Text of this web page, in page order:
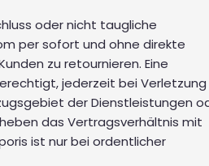
oder nicht taugliche
per sofort und ohne direkte
zu retournieren. Eine
jederzeit bei Verletzung
der Dienstleistungen
das Vertragsverhältnis mit
ist nur bei ordentlicher